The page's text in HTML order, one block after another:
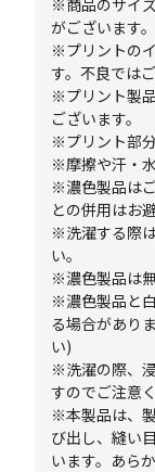
※商品のサイ
がございます。
※プリントの
す。不良では
※プリント製
ございます。
※プリント部
※摩擦や汗・
※濃色製品は
との併用はお
※洗濯する際
い。
※濃色製品は
※濃色製品と
る場合があり
い)
※洗濯の際、
すのでご注意
※本製品は、
び出し、縫い
います。あら